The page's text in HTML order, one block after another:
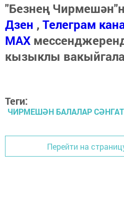
"Безнең
Дзен , Телеграм
МАХ
кызыклы
Теги:
ЧИРМЕШӘН БАЛАЛАР
Перейти на